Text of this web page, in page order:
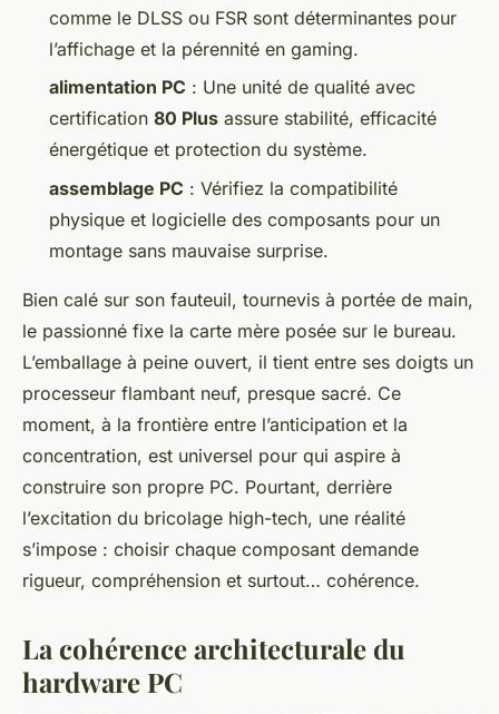
comme le DLSS ou FSR sont déterminantes pour
l’affichage et la pérennité en gaming.
alimentation PC : Une unité de qualité avec
certification 80 Plus assure stabilité, efficacité
énergétique et protection du système.
assemblage PC : Vérifiez la compatibilité
physique et logicielle des composants pour un
montage sans mauvaise surprise.
Bien calé sur son fauteuil, tournevis à portée de main,
le passionné fixe la carte mère posée sur le bureau.
L’emballage à peine ouvert, il tient entre ses doigts un
processeur flambant neuf, presque sacré. Ce
moment, à la frontière entre l’anticipation et la
concentration, est universel pour qui aspire à
construire son propre PC. Pourtant, derrière
l’excitation du bricolage high-tech, une réalité
s’impose : choisir chaque composant demande
rigueur, compréhension et surtout… cohérence.
La cohérence architecturale du
hardware PC